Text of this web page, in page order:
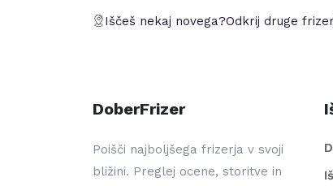
Iščeš nekaj novega?Odkrij druge
DoberFrizer
Poišči najboljšega frizerja v svoji
bližini. Preglej ocene, storitve in